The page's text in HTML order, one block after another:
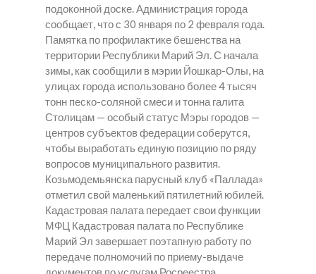
подоконной доске. Администрация города
сообщает, что с 30 января по 2 февраля года.
Памятка по профилактике бешенства на
территории Республики Марий Эл. С начала
зимы, как сообщили в мэрии Йошкар-Олы, на
улицах города использовано более 4 тысяч
тонн песко-соляной смеси и тонна галита
Столицам — особый статус Мэры городов —
центров субъектов федерации соберутся,
чтобы выработать единую позицию по ряду
вопросов муниципального развития.
Козьмодемьянска парусный клуб «Паллада»
отметил свой маленький пятилетний юбилей.
Кадастровая палата передает свои функции
МФЦ Кадастровая палата по Республике
Марий Эл завершает поэтапную работу по
передаче полномочий по приему-выдаче